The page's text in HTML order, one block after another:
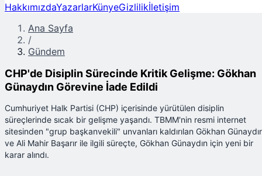
HakkımızdaYazarlarKünyeGizlilikİletişim
Ana Sayfa
/
Gündem
CHP'de Disiplin Sürecinde Kritik Gelişme: Gökhan
Günaydın Görevine İade Edildi
Cumhuriyet Halk Partisi (CHP) içerisinde yürütülen disiplin
süreçlerinde sıcak bir gelişme yaşandı. TBMM'nin resmi internet
sitesinden "grup başkanvekili" unvanları kaldırılan Gökhan
ve Ali Mahir Başarır ile ilgili süreçte, Gökhan Günaydın için yeni bir
karar alındı.